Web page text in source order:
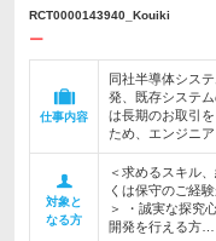
RCT0000143940_Kouiki
ー
仕事内容
同社半導体シス
発、既存システ
は長期のお取引
ため、エンジニ
対象と
なる方
＜求めるスキル
くは保守のご経
＞ ・誠実な探究
開発を行える方…